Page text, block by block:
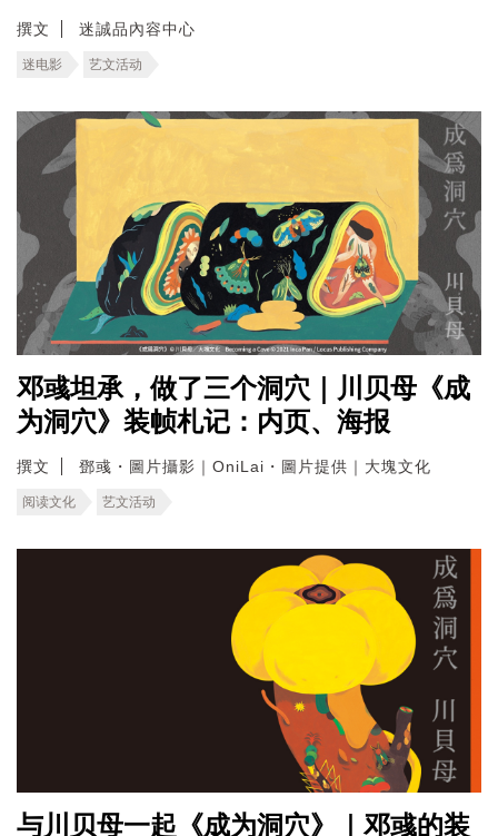
撰文 迷誠品內容中心
迷电影 艺文活动
邓彧坦承，做了三个洞穴｜川贝母《成
为洞穴》装帧札记：内页、海报
撰文 鄧彧・圖片攝影｜OniLai・圖片提供｜大塊文化
阅读文化 艺文活动
与川贝母一起《成为洞穴》｜邓彧的装